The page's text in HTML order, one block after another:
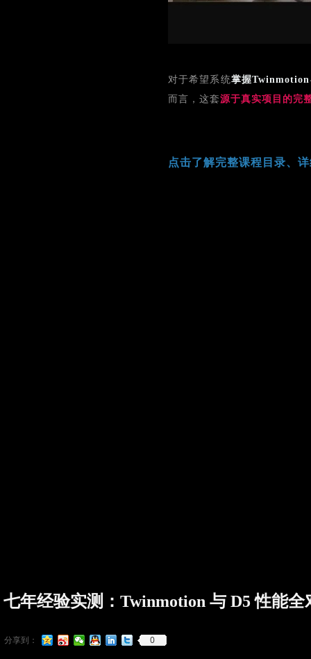
七年经验实测：Twinmotion 与 D5 性能全
对于希望系统掌握
而言，这套源于真实项目的完
点击了解完整课程目录、
分享到： 0